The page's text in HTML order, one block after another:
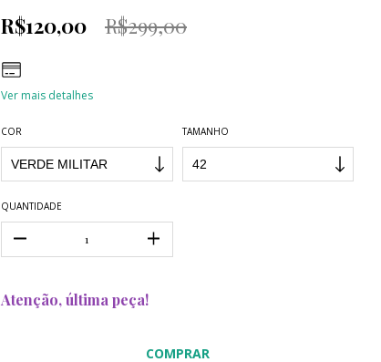
R$120,00 R$299,00
Ver mais detalhes
COR TAMANHO
QUANTIDADE
Atenção, última peça!